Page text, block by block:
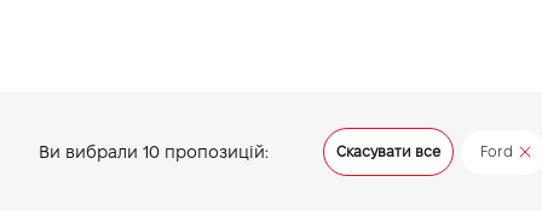
Ви вибрали 10 пропозицій: Скасувати все Ford
Вакансії